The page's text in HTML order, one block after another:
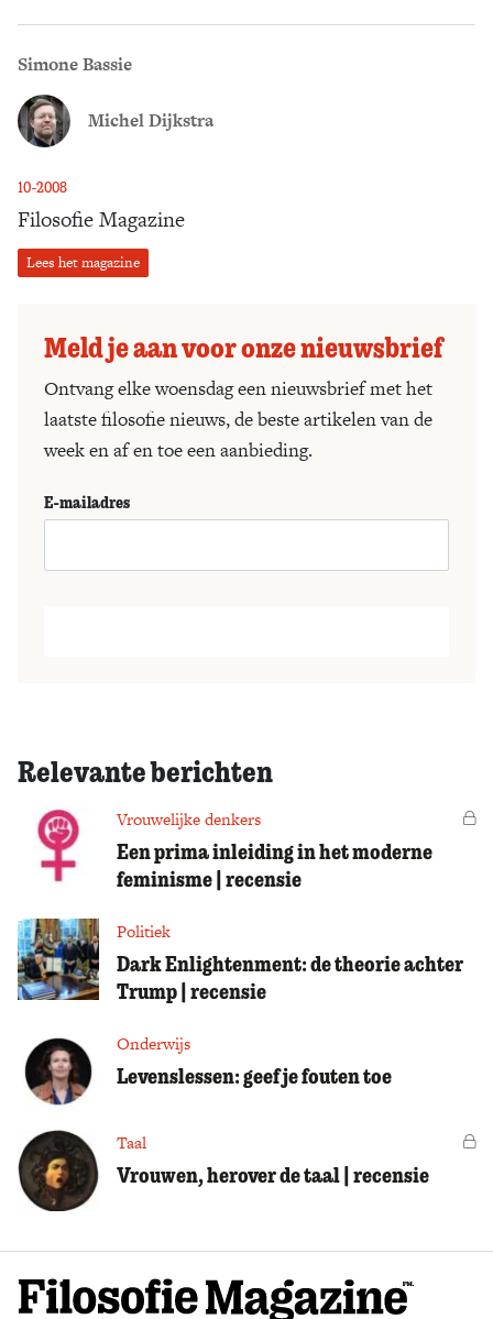
10-2008
Filosofie Magazine
Lees het magazine
Simone Bassie
Michel Dijkstra
Meld je aan voor onze nieuwsbrief
Ontvang elke woensdag een nieuwsbrief met het
laatste filosofie nieuws, de beste artikelen van de
week en af en toe een aanbieding.
E-mailadres
Relevante berichten
Vrouwelijke denkers
Een prima inleiding in het moderne
feminisme | recensie
Politiek
Dark Enlightenment: de theorie achter
Trump | recensie
Onderwijs
Levenslessen: geef je fouten toe
Taal
Vrouwen, herover de taal | recensie